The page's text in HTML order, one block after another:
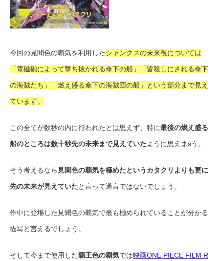
今回の見聞色の覇気を利用したシャンクスの未来視については
「電磁砲によって撃ち抜かれる傘下の船」「皆殺しにされる傘下
の海賊たち」「燃え盛る傘下の海賊団の船」という部分まで見え
ています。
この全てが数秒の内に行われたとは思えず、特に最後の燃え盛る
船のところは数十秒先の未来まで見えていたように思えまsう。
そう考えるなら 見聞色の覇気を極めたというカタクリよりも更に
先の未来が見えていたと言って過言ではないでしょう。
作中に登場した見聞色の覇気で最も極められていることが分かる
描写と言えるでしょう。
そして今まで使用した覇王色の覇気では映画ONE PIECE FILM R